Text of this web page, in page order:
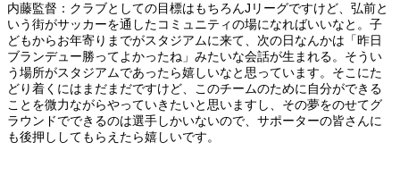
内藤監督：クラブとしての目標はもちろんJリーグですけど、弘前と
いう街がサッカーを通したコミュニティの場になればいいなと。子
どもからお年寄りまでがスタジアムに来て、次の日なんかは「昨日
ブランデュー勝ってよかったね」みたいな会話が生まれる。そうい
う場所がスタジアムであったら嬉しいなと思っています。そこにた
どり着くにはまだまだですけど、このチームのために自分ができる
ことを微力ながらやっていきたいと思いますし、その夢をのせてグ
ラウンドでできるのは選手しかいないので、サポーターの皆さんに
も後押ししてもらえたら嬉しいです。